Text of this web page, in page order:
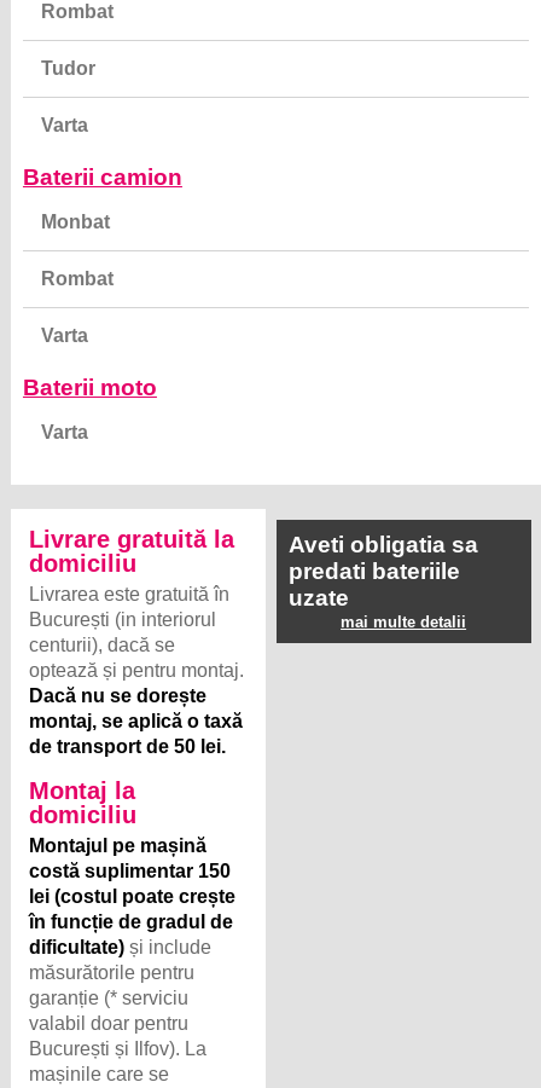
Rombat
Tudor
Varta
Baterii camion
Monbat
Rombat
Varta
Baterii moto
Varta
Livrare gratuită la
domiciliu
Livrarea este gratuită în
București (in interiorul
centurii), dacă se
optează și pentru montaj.
Dacă nu se dorește
montaj, se aplică o taxă
de transport de 50 lei.
Montaj la
domiciliu
Montajul pe mașină
costă suplimentar 150
lei (costul poate crește
în funcție de gradul de
dificultate) și include
măsurătorile pentru
garanție (* serviciu
valabil doar pentru
București și Ilfov). La
mașinile care se
Aveti obligatia sa
predati bateriile
uzate
mai multe detalii